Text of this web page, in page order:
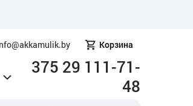
Корзина
375 29 111-71-
48